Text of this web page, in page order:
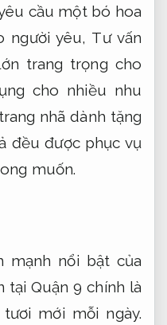
cầu một bó hoa
người yêu, Tư vấn
trang trọng cho
cho nhiều nhu
nhã dành tặng
đều được phục vụ
muốn.
mạnh nổi bật của
tại Quận 9 chính là
mới mỗi ngày.